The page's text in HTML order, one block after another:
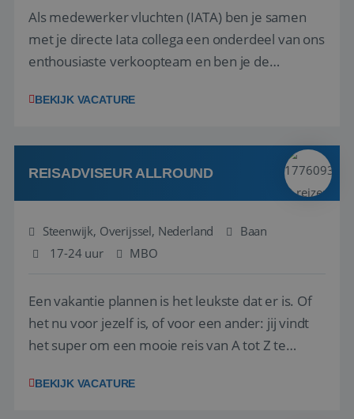
Als medewerker vluchten (IATA) ben je samen
met je directe Iata collega een onderdeel van ons
enthousiaste verkoopteam en ben je de
en tarieven waar je collega’s niet uitkomen.
kwaliteitsbewaking van alles wat met IATA te m...
BEKIJK VACATURE
REISADVISEUR ALLROUND
Steenwijk, Overijssel, Nederland
Baan
17-24 uur
MBO
Een vakantie plannen is het leukste dat er is. Of
het nu voor jezelf is, of voor een ander: jij vindt
het super om een mooie reis van A tot Z te
vakantiegangers de meest prachtige plekjes op
BEKIJK VACATURE